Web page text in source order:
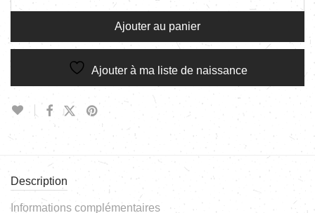
Ajouter au panier
Ajouter à ma liste de naissance
Description
Informations complémentaires